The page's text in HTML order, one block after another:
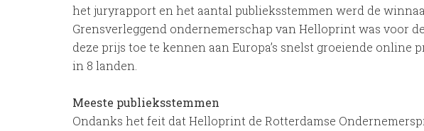
het juryrapport en het aantal publieksstemmen werd de
Grensverleggend ondernemerschap van Helloprint was voor
deze prijs toe te kennen aan Europa’s snelst groeiende
in 8 landen.
Meeste publieksstemmen
Ondanks het feit dat Helloprint de Rotterdamse